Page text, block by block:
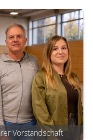
Vorstandschaft